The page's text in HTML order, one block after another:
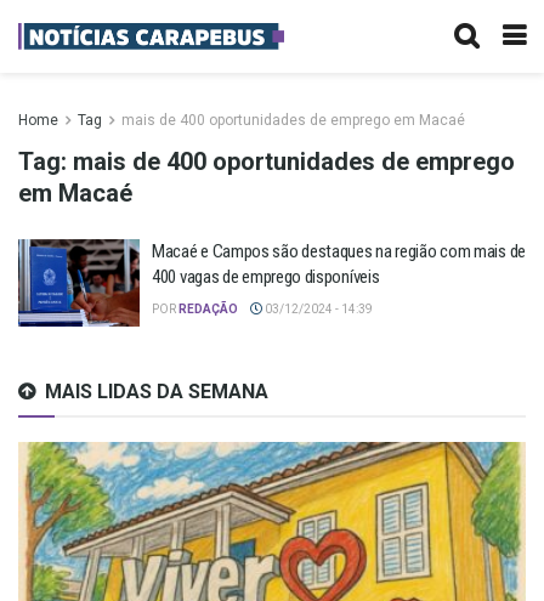
Home Tag mais de 400 oportunidades de emprego em Macaé
Tag: mais de 400 oportunidades de emprego
em Macaé
Macaé e Campos são destaques na região com mais de
400 vagas de emprego disponíveis
POR REDAÇÃO 03/12/2024 - 14:39
MAIS LIDAS DA SEMANA